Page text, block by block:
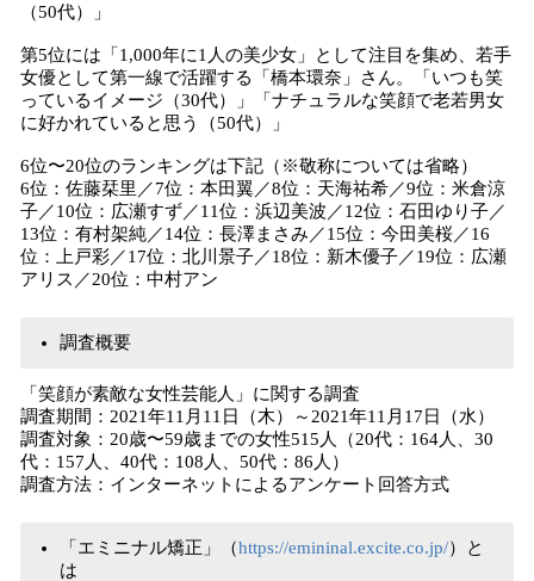
（50代）」
第5位には「1,000年に1人の美少女」として注目を集め、若手
女優として第一線で活躍する「橋本環奈」さん。「いつも笑
っているイメージ（30代）」「ナチュラルな笑顔で老若男女
に好かれていると思う（50代）」
6位〜20位のランキングは下記（※敬称については省略）
6位：佐藤栞里／7位：本田翼／8位：天海祐希／9位：米倉涼
子／10位：広瀬すず／11位：浜辺美波／12位：石田ゆり子／
13位：有村架純／14位：長澤まさみ／15位：今田美桜／16
位：上戸彩／17位：北川景子／18位：新木優子／19位：広瀬
アリス／20位：中村アン
調査概要
「笑顔が素敵な女性芸能人」に関する調査
調査期間：2021年11月11日（木）～2021年11月17日（水）
調査対象：20歳〜59歳までの女性515人（20代：164人、30
代：157人、40代：108人、50代：86人）
調査方法：インターネットによるアンケート回答方式
「エミニナル矯正」（https://emininal.excite.co.jp/）と
は